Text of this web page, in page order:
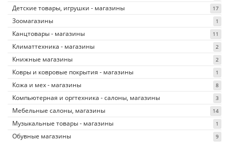
Детские товары, игрушки - магазины 17
Зоомагазины 1
Канцтовары - магазины 11
Климаттехника - магазины 2
Книжные магазины 2
Ковры и ковровые покрытия - магазины 1
Кожа и мех - магазины 8
Компьютерная и оргтехника - салоны, магазины 3
Мебельные салоны, магазины 14
Музыкальные товары - магазины 1
Обувные магазины 9